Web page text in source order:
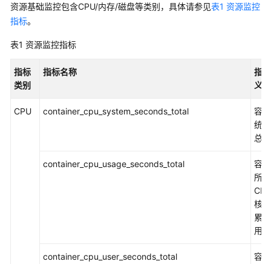
理
环
境
资源基础监控包含CPU/内存/磁盘等类别，具体请参见表1 资源监控
指标。
表1 资源监控指标
指标
类别
指标名称
指
义
CPU container_cpu_system_seconds_total
容
统
总
container_cpu_usage_seconds_total
容
所有
核
累
用
container_cpu_user_seconds_total
容